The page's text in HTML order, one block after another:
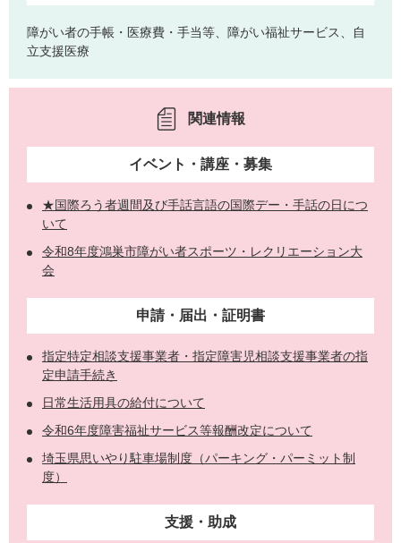
障がい者の手帳・医療費・手当等、障がい福祉サービス、自
立支援医療
関連情報
イベント・講座・募集
★国際ろう者週間及び手話言語の国際デー・手話の日につ
いて
令和8年度鴻巣市障がい者スポーツ・レクリエーション大
会
申請・届出・証明書
指定特定相談支援事業者・指定障害児相談支援事業者の指
定申請手続き
日常生活用具の給付について
令和6年度障害福祉サービス等報酬改定について
埼玉県思いやり駐車場制度（パーキング・パーミット制
度）
支援・助成